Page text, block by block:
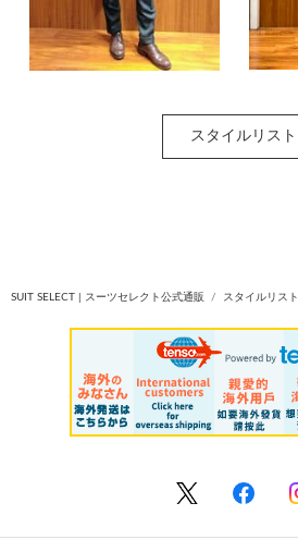
スタイルリスト
SUIT SELECT | スーツセレクト公式通販 スタイルリスト